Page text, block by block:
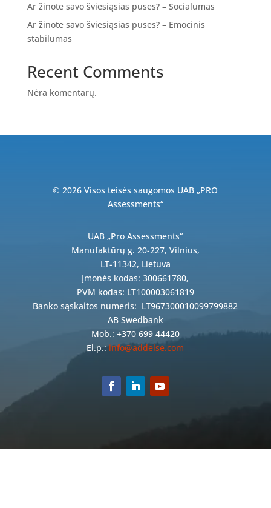
Ar žinote savo šviesiąsias puses? – Socialumas
Ar žinote savo šviesiąsias puses? – Emocinis
stabilumas
Recent Comments
Nėra komentarų.
© 2026 Visos teisės saugomos UAB „PRO
Assessments“
UAB „Pro Assessments“
Manufaktūrų g. 20-227, Vilnius,
LT-11342, Lietuva
Įmonės kodas: 300661780,
PVM kodas: LT100003061819
Banko sąskaitos numeris: LT967300010099799882
AB Swedbank
Mob.: +370 699 44420
El.p.:info@addelse.com